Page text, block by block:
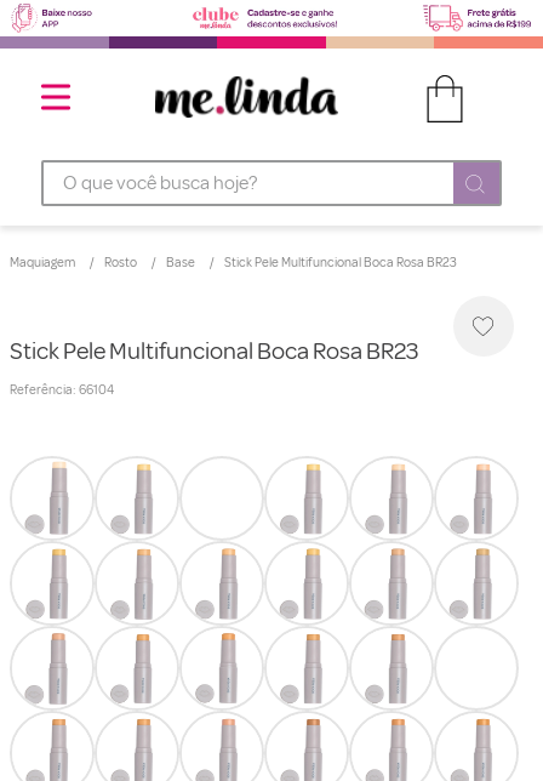
O que você busca hoje?
Maquiagem Rosto Base Stick Pele Multifuncional Boca Rosa BR23
Stick Pele Multifuncional Boca Rosa BR23
Referência: 66104